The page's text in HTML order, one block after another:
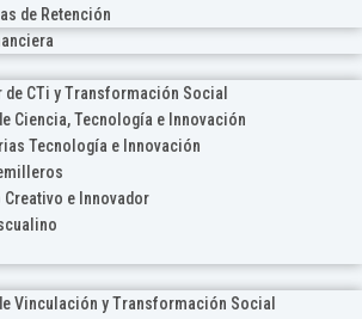
de Retención
CTi y Transformación Social
Ciencia, Tecnología e Innovación
Tecnología e Innovación
Creativo e Innovador
Vinculación y Transformación Social